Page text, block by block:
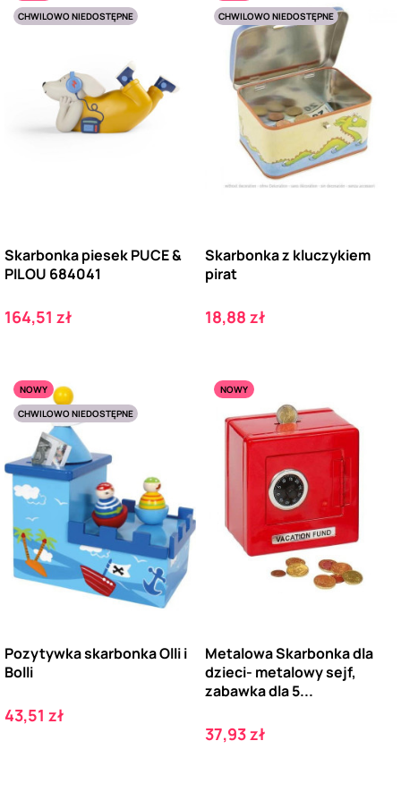
CHWILOWO NIEDOSTĘPNE
Skarbonka piesek PUCE &
PILOU 684041
Cena
164,51 zł
CHWILOWO NIEDOSTĘPNE
Skarbonka z kluczykiem
pirat
Cena
18,88 zł
NOWY
CHWILOWO NIEDOSTĘPNE
Pozytywka skarbonka Olli i
Bolli
Cena
43,51 zł
NOWY
Metalowa Skarbonka dla
dzieci- metalowy sejf,
zabawka dla 5...
Cena
37,93 zł